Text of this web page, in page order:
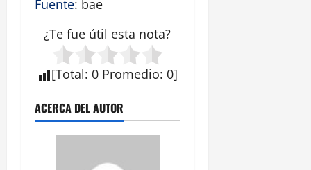
Fuente: bae
¿Te fue útil esta nota?
[Total: 0 Promedio: 0]
ACERCA DEL AUTOR